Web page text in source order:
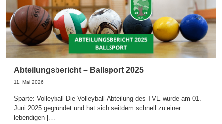
Abteilungen
Aktuelles & Termine
Über uns
Kontakt
Mitgliedschaft
Abteilungsbericht – Ballsport 2025
11. Mai 2026
Sparte: Volleyball Die Volleyball-Abteilung des TVE wurde am 01.
Juni 2025 gegründet und hat sich seitdem schnell zu einer
lebendigen […]